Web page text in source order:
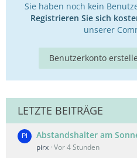
Sie haben noch kein
Registrieren Sie sich
unserer
Benutzerkonto
LETZTE BEITRÄGE
Abstandshalter am
pirx Vor 4 Stunden